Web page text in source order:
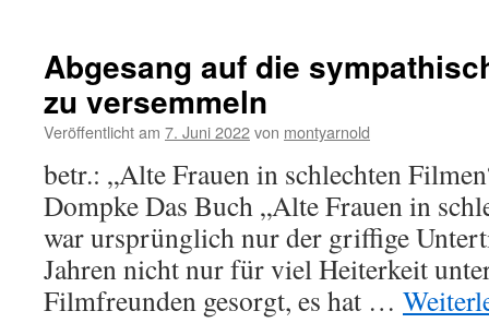
Abgesang auf die
zu versemmeln
Veröffentlicht am 7. Juni 2022von montyarnold
betr.: „Alte Frauen in schlechten
Dompke Das Buch „Alte Frauen in
war ursprünglich nur der griffige
Jahren nicht nur für viel Heiterkeit
Filmfreunden gesorgt, es hat …